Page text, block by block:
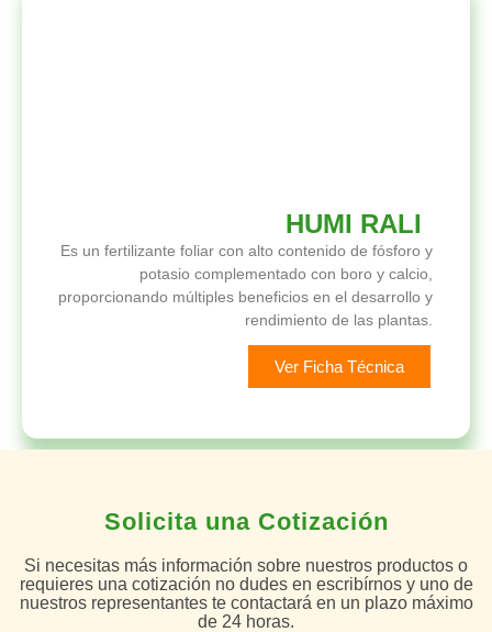
HUMI RALI
Es un fertilizante foliar con alto contenido de fósforo y
potasio complementado con boro y calcio,
proporcionando múltiples beneficios en el desarrollo y
rendimiento de las plantas.
Ver Ficha Técnica
Solicita una Cotización
Si necesitas más información sobre nuestros productos o
requieres una cotización no dudes en escribírnos y uno de
nuestros representantes te contactará en un plazo máximo
de 24 horas.